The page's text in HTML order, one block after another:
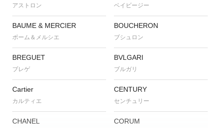
アストロン ベイビージー
BAUME & MERCIER
ボーム＆メルシエ
BOUCHERON
ブシュロン
BREGUET
ブレゲ
BVLGARI
ブルガリ
Cartier
カルティエ
CENTURY
センチュリー
CHANEL CORUM